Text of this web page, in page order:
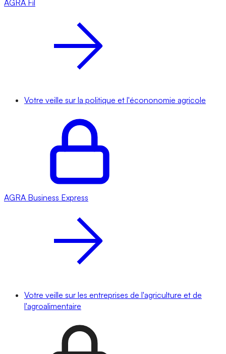
AGRA Fil
Votre veille sur la politique et l'écononomie agricole
AGRA Business Express
Votre veille sur les entreprises de l'agriculture et de
l'agroalimentaire